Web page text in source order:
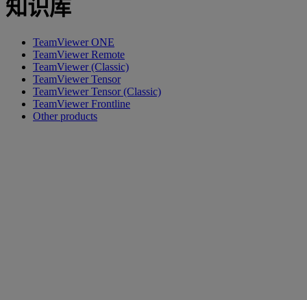
知识库
TeamViewer ONE
TeamViewer Remote
TeamViewer (Classic)
TeamViewer Tensor
TeamViewer Tensor (Classic)
TeamViewer Frontline
Other products